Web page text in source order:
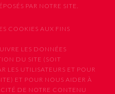
PAR NOTRE SITE.
COOKIES AUX FINS
LES DONNÉES
DU SITE (SOIT
LES UTILISATEURS ET POUR
ET POUR NOUS AIDER À
DE NOTRE CONTENU